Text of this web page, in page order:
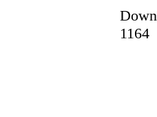
1164